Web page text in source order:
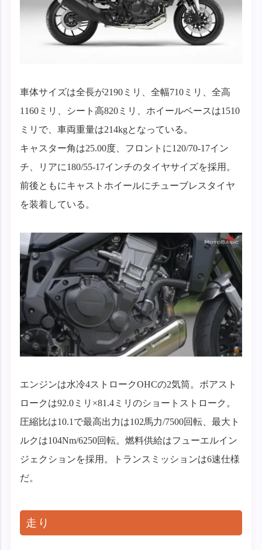
車体サイズは全長が2190ミリ、全幅710ミリ、全高
1160ミリ、シート高820ミリ、ホイールベースは1510
ミリで、車両重量は214kgとなっている。
キャスター角は25.00度、フロントに120/70-17イン
チ、リアに180/55-17インチのタイヤサイズを採用。
前後ともにキャストホイールにチューブレスタイヤ
を装着している。
エンジンは水冷4ストロークOHCの2気筒。ボアスト
ロークは92.0ミリ×81.4ミリのショートストローク。
圧縮比は10.1で最高出力は102馬力/7500回転、最大ト
ルクは104Nm/6250回転。燃料供給はフューエルイン
ジェクションを採用。トランスミッションは6速仕様
だ。
走り